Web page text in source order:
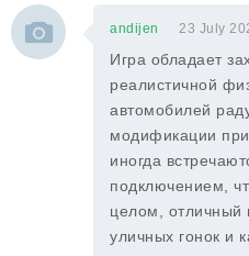
andijen 23 July
Игра обладает
реалистичной
автомобилей
модификации
иногда
подключением,
целом, отличный
уличных гонок и